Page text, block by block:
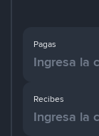
Pagas
Recibes